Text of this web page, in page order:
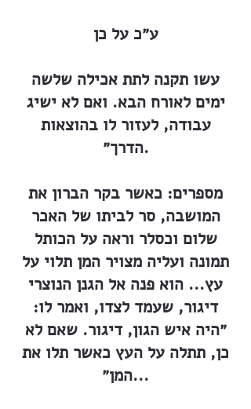
ע״כ על כן
עשו תקנה לתת אכילה שלשה
ימים לאורח הבא. ואם לא ישיג
עבודה, לעזור לו בהוצאות
הדרך״.
מספרים: כאשר בקר הברון את
המושבה, סר לביתו של האכר
שלום וכסלר וראה על הכותל
תמונה ועליה מצויר המן תלוי על
עץ... הוא פנה אל הגנן הנוצרי
דיגור, שעמד לצדו, ואמר לו:
״היה איש הגון, דיגור. שאם לא
כן, תתלה על העץ כאשר תלו את
המן״...